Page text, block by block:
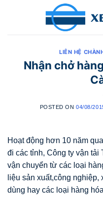
LIÊN HỆ
Nhận chở
POSTED ON04/08/
Hoạt động hơn 10 năm
đi các tỉnh, Công ty vận tải
vận chuyển từ các loại
liệu sản xuất,công
dùng hay các loại hàng